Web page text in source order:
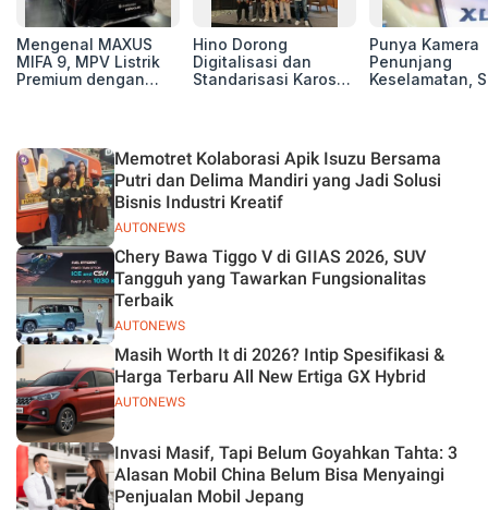
Mengenal MAXUS
MIFA 9, MPV Listrik
Premium dengan
Hino Dorong
Digitalisasi dan
Standarisasi Karoseri
Punya Kamera
Penunjang
Keselamatan,
AUTONEWS
Memotret Kolaborasi Apik Isuzu Bersama
Putri dan Delima Mandiri yang Jadi Solusi
Bisnis Industri Kreatif
AUTONEWS
Chery Bawa Tiggo V di GIIAS 2026, SUV
Tangguh yang Tawarkan Fungsionalitas
Terbaik
AUTONEWS
Masih Worth It di 2026? Intip Spesifikasi &
Harga Terbaru All New Ertiga GX Hybrid
Invasi Masif, Tapi Belum Goyahkan Tahta: 3
Alasan Mobil China Belum Bisa Menyaingi
Penjualan Mobil Jepang